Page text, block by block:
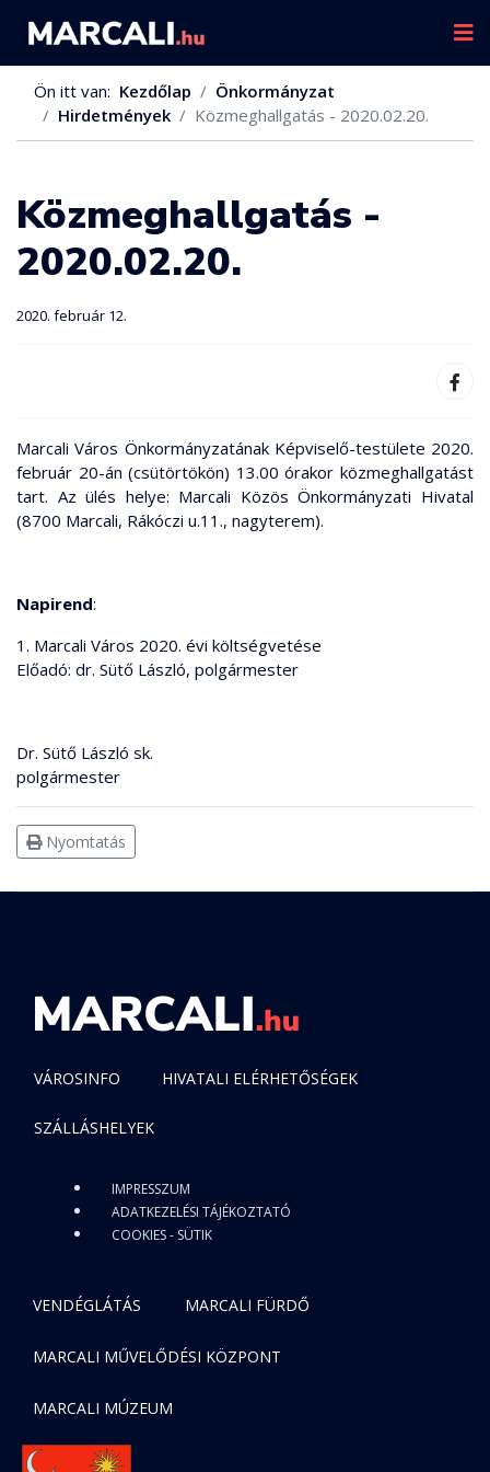
Ön itt van: Kezdőlap
Önkormányzat
Hirdetmények
Közmeghallgatás - 2020.02.20.
Közmeghallgatás -
2020.02.20.
2020. február 12.
Marcali Város Önkormányzatának Képviselő-testülete 2020.
február 20-án (csütörtökön) 13.00 órakor közmeghallgatást
tart. Az ülés helye: Marcali Közös Önkormányzati Hivatal
(8700 Marcali, Rákóczi u.11., nagyterem).
Napirend:
1. Marcali Város 2020. évi költségvetése
Előadó: dr. Sütő László, polgármester
Dr. Sütő László sk.
polgármester
Nyomtatás
VÁROSINFO HIVATALI ELÉRHETŐSÉGEK
SZÁLLÁSHELYEK
IMPRESSZUM
ADATKEZELÉSI TÁJÉKOZTATÓ
COOKIES - SÜTIK
VENDÉGLÁTÁS MARCALI FÜRDŐ
MARCALI MŰVELŐDÉSI KÖZPONT
MARCALI MÚZEUM